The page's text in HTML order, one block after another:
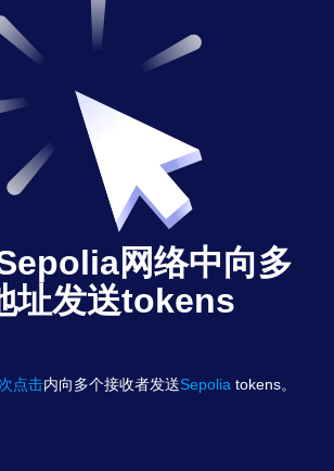
网络中向多
址发送tokens
点击内向多个接收者发送Sepolia tokens。